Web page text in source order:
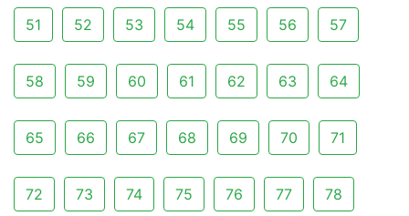
51 52 53 54 55 56 57
58 59 60 61 62 63 64
65 66 67 68 69 70 71
72 73 74 75 76 77 78